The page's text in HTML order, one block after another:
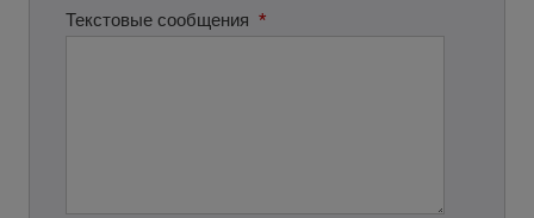
Текстовые сообщения *